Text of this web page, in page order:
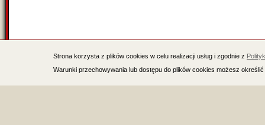
Strona korzysta z plików cookies w celu realizacji usług i zgodnie z
Warunki przechowywania lub dostępu do plików cookies możesz